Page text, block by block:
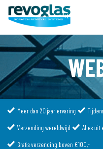
Meer dan 20 jaar ervaring
Verzending wereldwijd Alles uit
Gratis verzending boven €100,-